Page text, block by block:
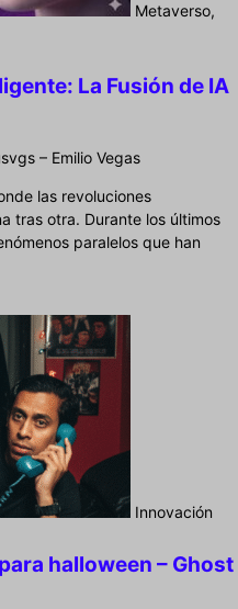
Metaverso,
La Fusión de IA
– Emilio Vegas
las revoluciones
tras otra. Durante los últimos
paralelos que han
Innovación
halloween – Ghost